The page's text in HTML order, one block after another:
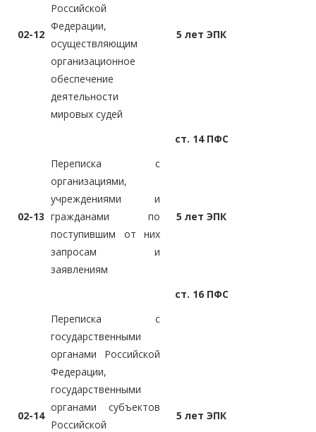
02-12
Российской
Федерации,
осуществляющим
организационное
обеспечение
деятельности
мировых судей
5 лет ЭПК
ст. 14 ПФС
02-13
Переписка с
организациями,
учреждениями и
гражданами по
поступившим от них
запросам и
заявлениям
5 лет ЭПК
ст. 16 ПФС
02-14
Переписка с
государственными
органами Российской
Федерации,
государственными
органами субъектов
Российской
5 лет ЭПК